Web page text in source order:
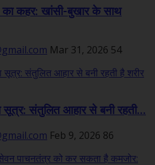
का कहर: खांसी-बुखार के साथ
Mar 31, 2026 54
संतुलित आहार से बनी रहती...
Feb 9, 2026 86